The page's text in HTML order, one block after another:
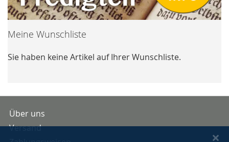
Meine Wunschliste
Sie haben keine Artikel auf Ihrer Wunschliste.
Über uns
Versand